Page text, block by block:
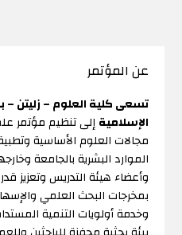
عن المؤتمر
تسعى كلية العلوم – زليتن –
الإسلاميةإلى تنظيم مؤتمر
مجالات العلوم الأساسية
الموارد البشرية بالجامعة
وأعضاء هيئة التدريس وتعزيز
بمخرجات البحث العلمي
وخدمة أولويات التنمية